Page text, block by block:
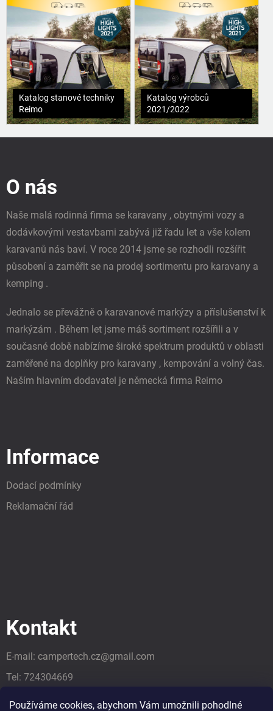
Používáme cookies, abychom Vám umožnili pohodlné
Katalog stanové techniky
Reimo
Katalog výrobců
2021/2022
O nás
Naše malá rodinná firma se karavany , obytnými vozy a
dodávkovými vestavbami zabývá již řadu let a vše kolem
karavanů nás baví. V roce 2014 jsme se rozhodli rozšířit
působení a zaměřit se na prodej sortimentu pro karavany a
kemping .
Jednalo se převážně o karavanové markýzy a příslušenství k
markýzám . Během let jsme máš sortiment rozšířili a v
současné době nabízíme široké spektrum produktů v oblasti
zaměřené na doplňky pro karavany , kempování a volný čas.
Naším hlavním dodavatel je německá firma Reimo
Informace
Dodací podmínky
Reklamační řád
Kontakt
E-mail: campertech.cz@gmail.com
Tel: 724304669